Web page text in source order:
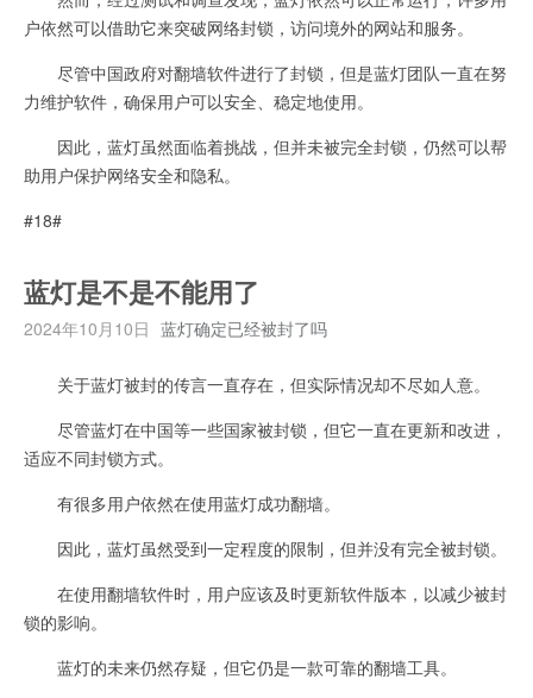
户依然可以借助它来突破网络封锁，访问境外的网站和服务。
尽管中国政府对翻墙软件进行了封锁，但是蓝灯团队一直在努
力维护软件，确保用户可以安全、稳定地使用。
因此，蓝灯虽然面临着挑战，但并未被完全封锁，仍然可以帮
助用户保护网络安全和隐私。
#18#
蓝灯是不是不能用了
2024年10月10日 蓝灯确定已经被封了吗
关于蓝灯被封的传言一直存在，但实际情况却不尽如人意。
尽管蓝灯在中国等一些国家被封锁，但它一直在更新和改进，
适应不同封锁方式。
有很多用户依然在使用蓝灯成功翻墙。
因此，蓝灯虽然受到一定程度的限制，但并没有完全被封锁。
在使用翻墙软件时，用户应该及时更新软件版本，以减少被封
锁的影响。
蓝灯的未来仍然存疑，但它仍是一款可靠的翻墙工具。